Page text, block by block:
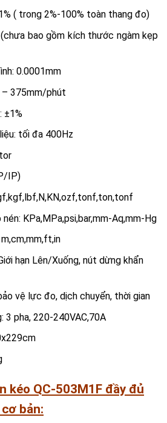
( trong 2%-100% toàn thang đo)
bao gồm kích thước ngàm kẹp
0.0001mm
– 375mm/phút
±1%
tối đa 400Hz
IP)
KPa,MPa,psi,bar,mm-Aq,mm-Hg
hạn Lên/Xuống, nút dừng khẩn
vệ lực đo, dịch chuyển, thời gian
3 pha, 220-240VAC,70A
kéo QC-503M1F đầy đủ
bản: